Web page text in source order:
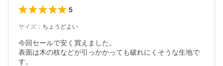
5
サイズ ： ちょうどよい
今回セールで安く買えました。
表面は木の枝などが引っかかっても破れにくそうな生地で
す。